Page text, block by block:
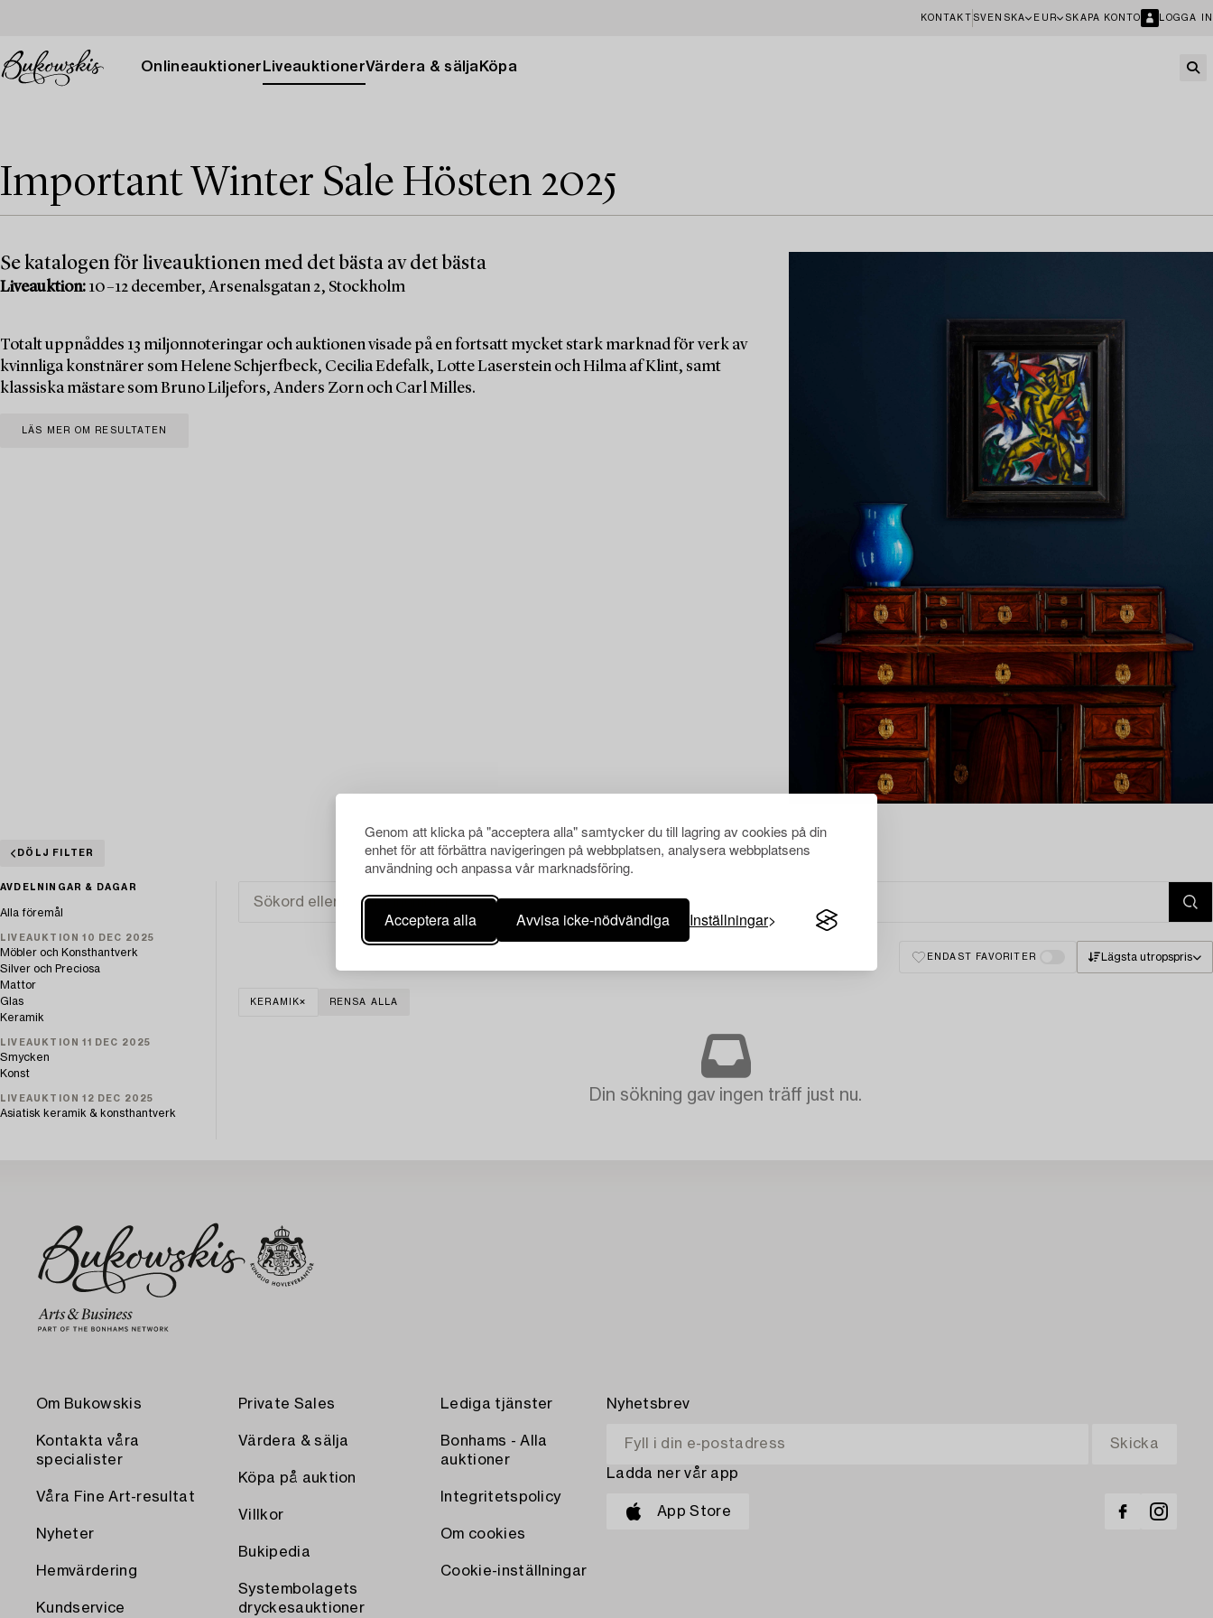
Genom att klicka på "acceptera alla" samtycker du till lagring av cookies på din
enhet för att förbättra navigeringen på webbplatsen, analysera webbplatsens
användning och anpassa vår marknadsföring.
Acceptera alla Avvisa icke-nödvändiga Inställningar
KONTAKT SVENSKA EUR SKAPA KONTO LOGGA IN
Onlineauktioner LiveauktionerVärdera & sälja Köpa
Important Winter Sale Hösten 2025
Se katalogen för liveauktionen med det bästa av det bästa
Liveauktion: 10–12 december, Arsenalsgatan 2, Stockholm
Totalt uppnåddes 13 miljonnoteringar och auktionen visade på en fortsatt mycket stark marknad för verk av
kvinnliga konstnärer som Helene Schjerfbeck, Cecilia Edefalk, Lotte Laserstein och Hilma af Klint, samt
klassiska mästare som Bruno Liljefors, Anders Zorn och Carl Milles.
LÄS MER OM RESULTATEN
DÖLJ FILTER
AVDELNINGAR & DAGAR
Alla föremål
LIVEAUKTION 10 DEC 2025
Möbler och Konsthantverk
Silver och Preciosa
Mattor
Glas
Keramik
LIVEAUKTION 11 DEC 2025
Smycken
Konst
LIVEAUKTION 12 DEC 2025
Asiatisk keramik & konsthantverk
ENDAST FAVORITER Lägsta utropspris
KERAMIK RENSA ALLA
Din sökning gav ingen träff just nu.
Om Bukowskis
Kontakta våra
specialister
Våra Fine Art-resultat
Nyheter
Hemvärdering
Kundservice
Private Sales
Värdera & sälja
Köpa på auktion
Villkor
Bukipedia
Systembolagets
dryckesauktioner
Lediga tjänster
Bonhams - Alla
auktioner
Integritetspolicy
Om cookies
Cookie-inställningar
Nyhetsbrev
Ladda ner vår app
App Store